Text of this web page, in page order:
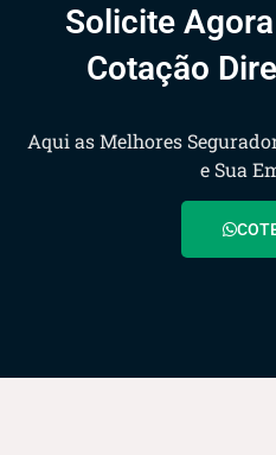
Solicite
Cotação
Aqui as Melhores
e Sua